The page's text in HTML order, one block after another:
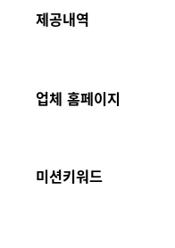
제공내역
업체 홈페이지
미션키워드